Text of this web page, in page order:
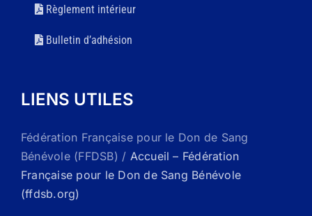
Règlement intérieur
Bulletin d’adhésion
LIENS UTILES
Fédération Française pour le Don de Sang
Bénévole (FFDSB) / Accueil – Fédération
Française pour le Don de Sang Bénévole
(ffdsb.org)